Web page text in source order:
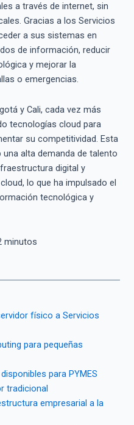
a través de internet, sin
Gracias a los Servicios
a sus sistemas en
de información, reducir
y mejorar la
o emergencias.
y Cali, cada vez más
tecnologías cloud para
su competitividad. Esta
alta demanda de talento
digital y
lo que ha impulsado el
tecnológica y
minutos
físico a Servicios
para pequeñas
para PYMES
tradicional
empresarial a la